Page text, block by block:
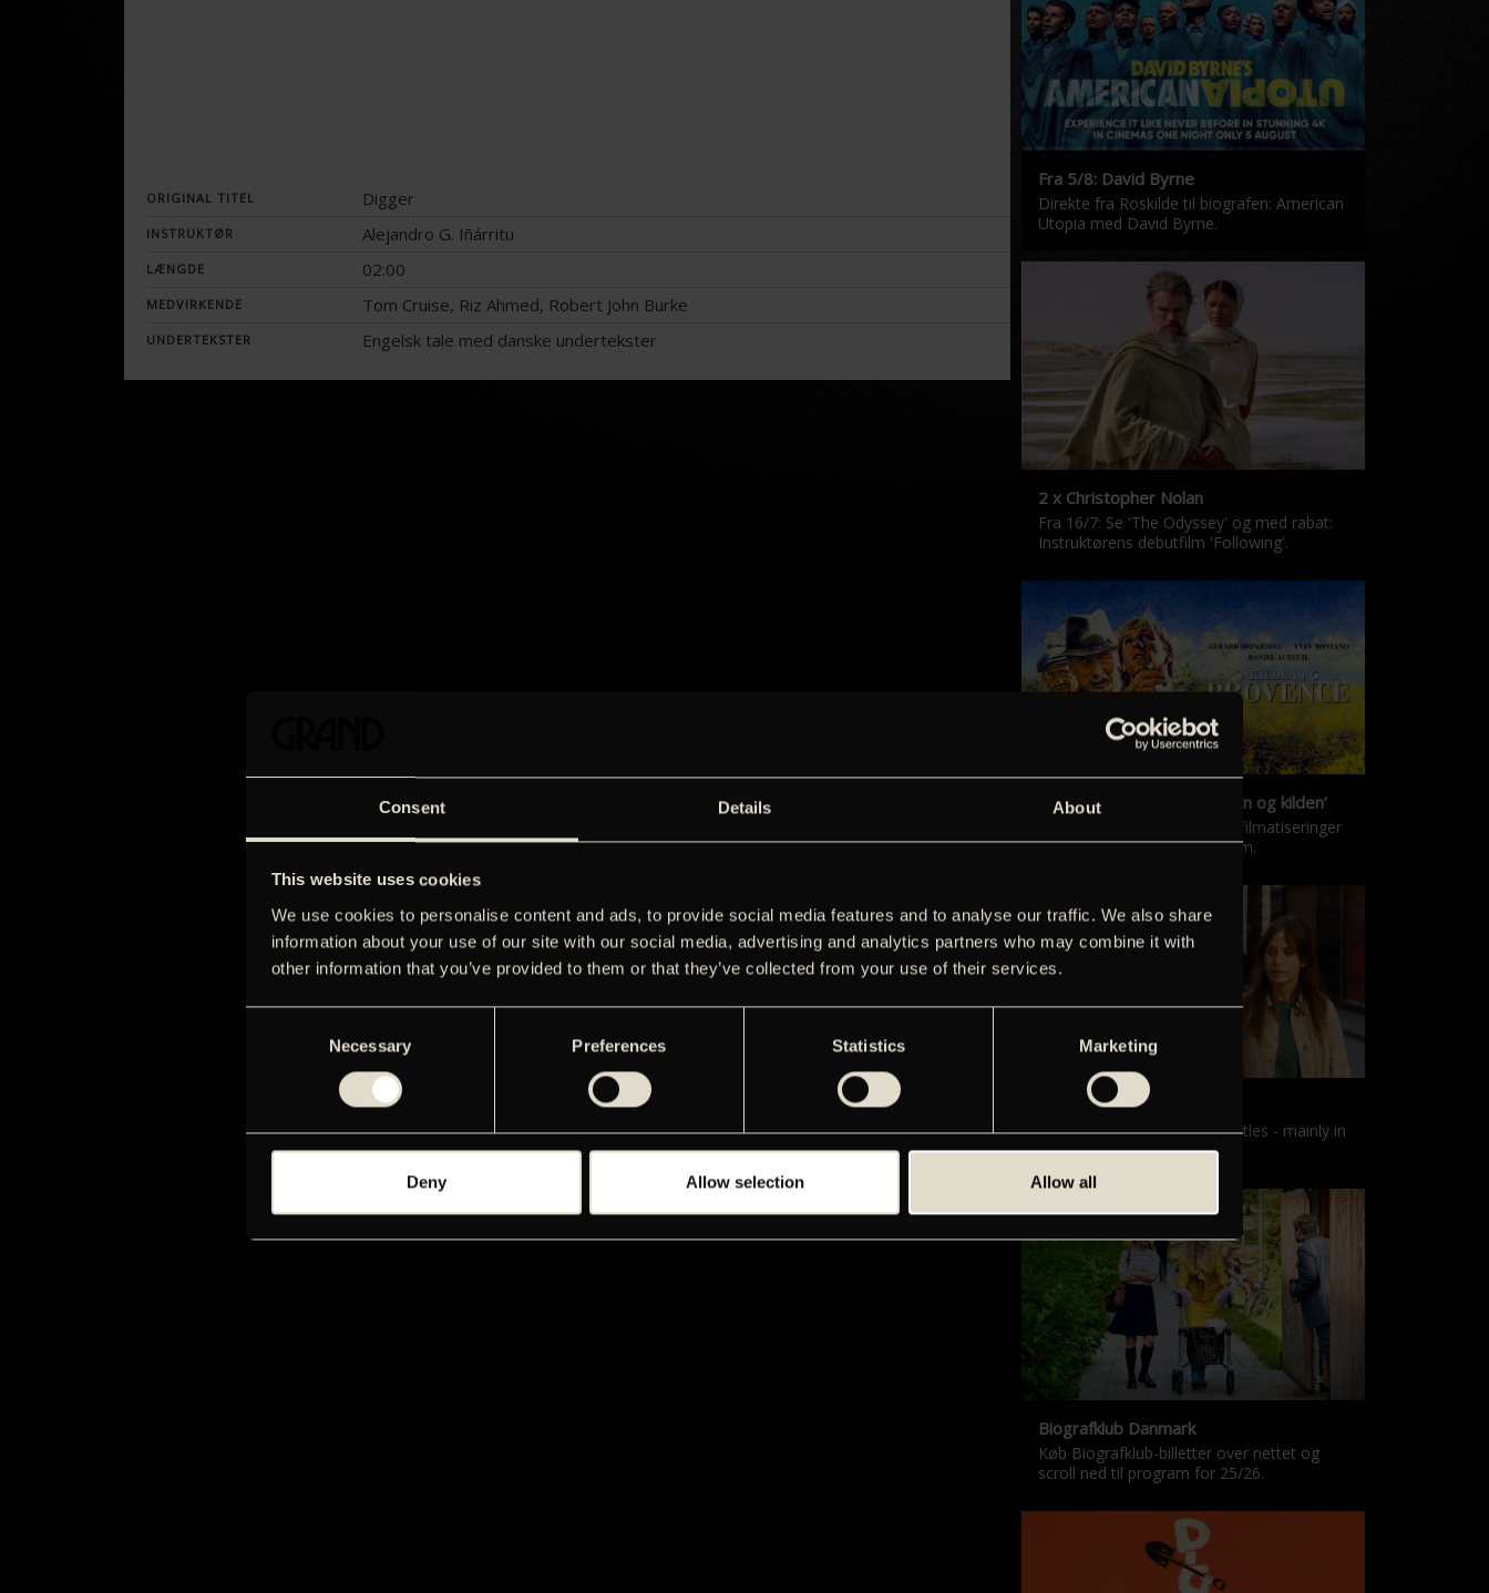
Consent Details About
This website uses cookies
We use cookies to personalise content and ads, to provide social media features and to analyse our traffic. We also share
information about your use of our site with our social media, advertising and analytics partners who may combine it with
other information that you’ve provided to them or that they’ve collected from your use of their services.
Necessary Preferences Statistics Marketing
Deny Allow selection Allow all
ORIGINAL TITEL Digger
INSTRUKTØR Alejandro G. Iñárritu
LÆNGDE 02:00
MEDVIRKENDE Tom Cruise, Riz Ahmed, Robert John Burke
UNDERTEKSTER Engelsk tale med danske undertekster
Fra 5/8: David Byrne
Direkte fra Roskilde til biografen: American
Utopia med David Byrne.
2 x Christopher Nolan
Fra 16/7: Se 'The Odyssey' og med rabat:
Instruktørens debutfilm 'Following'.
‘Kilden i Provence’ & ‘Manon og kilden’
De klassiske Marcel Pagnol-filmatiseringer
er tilbage i nyrestaureret form.
Films with English subtitles
Screenings with English subtitles - mainly in
our sister cinema, Gloria.
Biografklub Danmark
Køb Biografklub-billetter over nettet og
scroll ned til program for 25/26.